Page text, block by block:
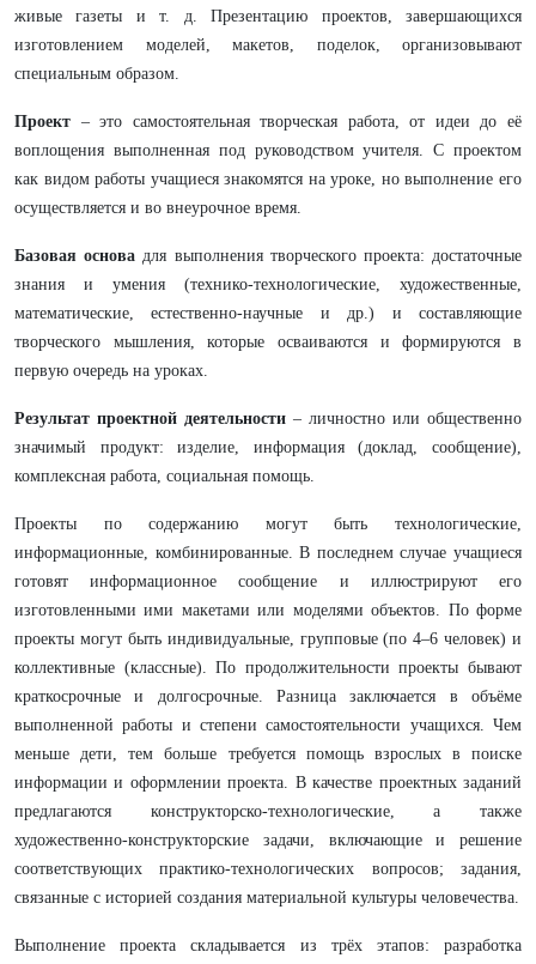
живые газеты и т. д. Презентацию проектов, завершающихся
изготовлением моделей, макетов, поделок, организовывают
специальным образом.
Проект – это самостоятельная творческая работа, от идеи до её
воплощения выполненная под руководством учителя. С проектом
как видом работы учащиеся знакомятся на уроке, но выполнение его
осуществляется и во внеурочное время.
Базовая основа для выполнения творческого проекта: достаточные
знания и умения (технико-технологические, художественные,
математические, естественно-научные и др.) и составляющие
творческого мышления, которые осваиваются и формируются в
первую очередь на уроках.
Результат проектной деятельности – личностно или общественно
значимый продукт: изделие, информация (доклад, сообщение),
комплексная работа, социальная помощь.
Проекты по содержанию могут быть технологические,
информационные, комбинированные. В последнем случае учащиеся
готовят информационное сообщение и иллюстрируют его
изготовленными ими макетами или моделями объектов. По форме
проекты могут быть индивидуальные, групповые (по 4–6 человек) и
коллективные (классные). По продолжительности проекты бывают
краткосрочные и долгосрочные. Разница заключается в объёме
выполненной работы и степени самостоятельности учащихся. Чем
меньше дети, тем больше требуется помощь взрослых в поиске
информации и оформлении проекта. В качестве проектных заданий
предлагаются конструкторско-технологические, а также
художественно-конструкторские задачи, включающие и решение
соответствующих практико-технологических вопросов; задания,
связанные с историей создания материальной культуры человечества.
Выполнение проекта складывается из трёх этапов: разработка